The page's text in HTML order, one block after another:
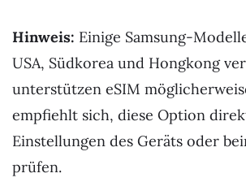
Hinweis: Einige Samsung-
USA, Südkorea und Hongkong
unterstützen eSIM
empfiehlt sich, diese Option
Einstellungen des Geräts oder
prüfen.